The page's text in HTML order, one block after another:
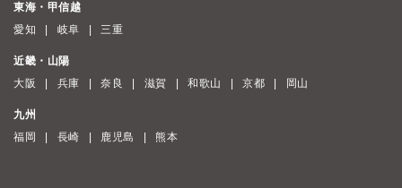
東海・甲信越
愛知
岐阜 三重
近畿・山陽
大阪
兵庫 奈良 滋賀 和歌山 京都 岡山
九州
福岡
長崎 鹿児島 熊本